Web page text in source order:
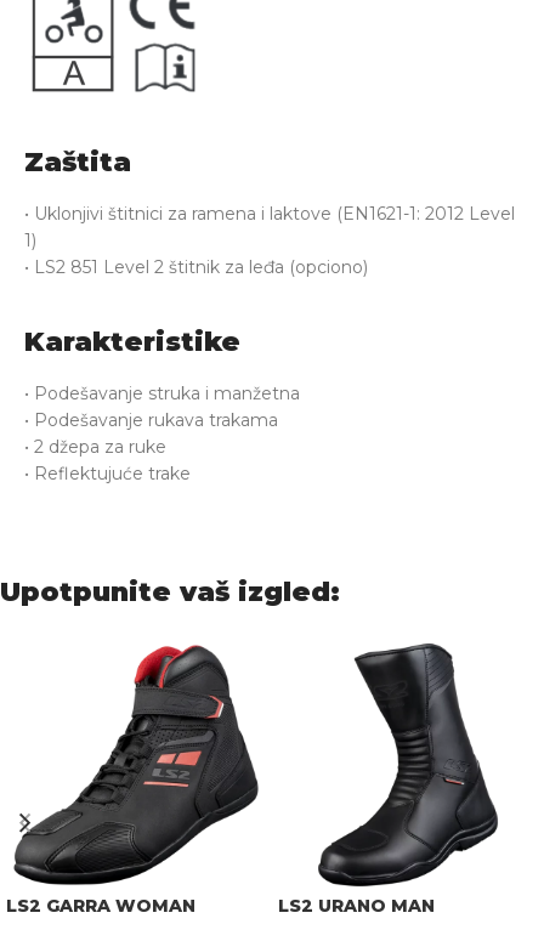
Zaštita
• Uklonjivi štitnici za ramena i laktove (EN1621-1: 2012 Level
1)
• LS2 851 Level 2 štitnik za leđa (opciono)
Karakteristike
• Podešavanje struka i manžetna
• Podešavanje rukava trakama
• 2 džepa za ruke
• Reflektujuće trake
Upotpunite vaš izgled:
LS2 GARRA WOMAN LS2 URANO MAN